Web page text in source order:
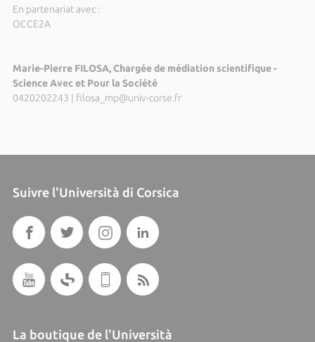
En partenariat avec :
OCCE2A
Marie-Pierre FILOSA, Chargée de médiation scientifique -
Science Avec et Pour la Société
0420202243
filosa_mp@univ-corse.fr
Suivre l'Università di Corsica
La boutique de l'Università